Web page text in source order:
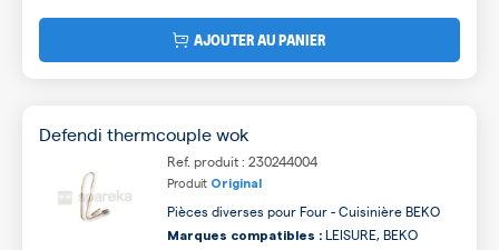
AJOUTER AU PANIER
Defendi thermcouple wok
Ref. produit : 230244004
Produit Original
Pièces diverses pour Four - Cuisinière BEKO
Marques compatibles : LEISURE, BEKO